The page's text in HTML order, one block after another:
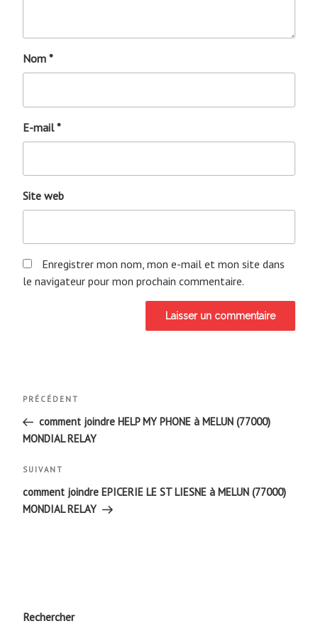
Nom *
E-mail*
Site web
Enregistrer mon nom, mon e-mail et mon site dans
le navigateur pour mon prochain commentaire.
Navigation
de
l’article
Article
précédent
PRÉCÉDENT
comment joindre HELP MY PHONE à MELUN (77000)
MONDIAL RELAY
Article
suivant
SUIVANT
comment joindre EPICERIE LE ST LIESNE à MELUN (77000)
MONDIAL RELAY
Rechercher